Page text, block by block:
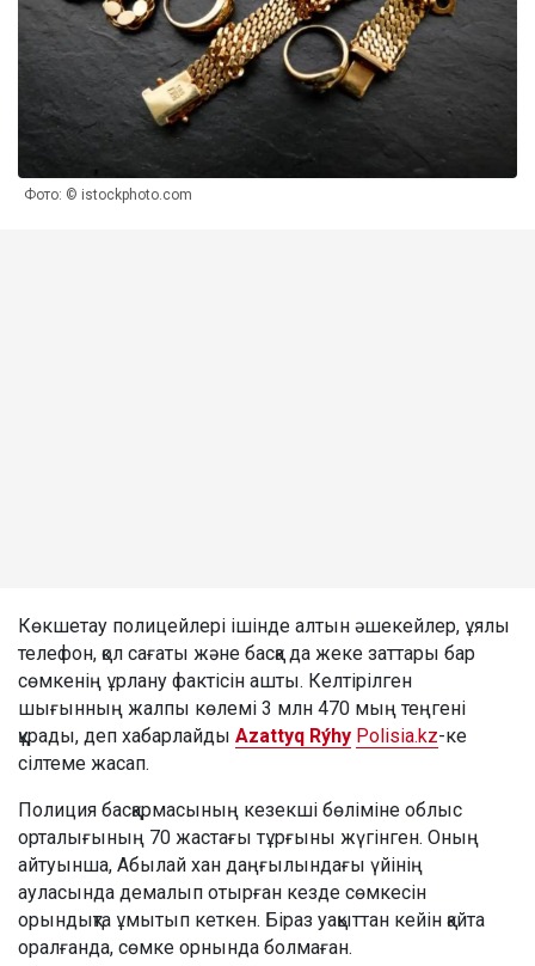
Фото: © istockphoto.com
Көкшетау полицейлері ішінде алтын әшекейлер, ұялы
телефон, қол сағаты және басқа да жеке заттары бар
сөмкенің ұрлану фактісін ашты. Келтірілген
шығынның жалпы көлемі 3 млн 470 мың теңгені
құрады, деп хабарлайды Azattyq Rýhy Polisia.kz-ке
сілтеме жасап.
Полиция басқармасының кезекші бөліміне облыс
орталығының 70 жастағы тұрғыны жүгінген. Оның
айтуынша, Абылай хан даңғылындағы үйінің
ауласында демалып отырған кезде сөмкесін
орындықта ұмытып кеткен. Біраз уақыттан кейін қайта
оралғанда, сөмке орнында болмаған.